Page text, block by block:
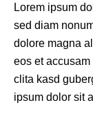
Lorem ipsum
sed diam
dolore magna
eos et
clita kasd
ipsum dolor sit